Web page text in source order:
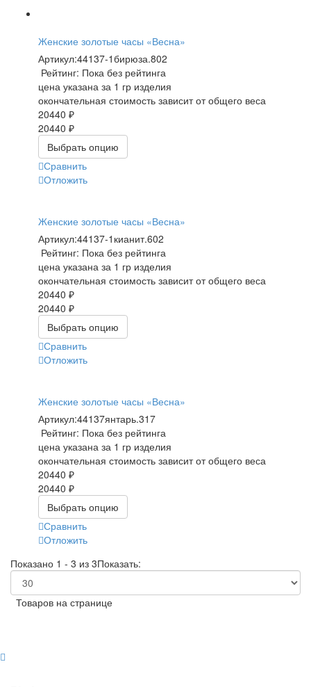
Женские золотые часы «Весна»
Артикул:44137-1бирюза.802
Рейтинг: Пока без рейтинга
цена указана за 1 гр изделия
окончательная стоимость зависит от общего веса
20440 ₽
20440 ₽
Выбрать опцию
Сравнить
Отложить
Женские золотые часы «Весна»
Артикул:44137-1кианит.602
Рейтинг: Пока без рейтинга
цена указана за 1 гр изделия
окончательная стоимость зависит от общего веса
20440 ₽
20440 ₽
Выбрать опцию
Сравнить
Отложить
Женские золотые часы «Весна»
Артикул:44137янтарь.317
Рейтинг: Пока без рейтинга
цена указана за 1 гр изделия
окончательная стоимость зависит от общего веса
20440 ₽
20440 ₽
Выбрать опцию
Сравнить
Отложить
Показано 1 - 3 из 3Показать:
Товаров на странице